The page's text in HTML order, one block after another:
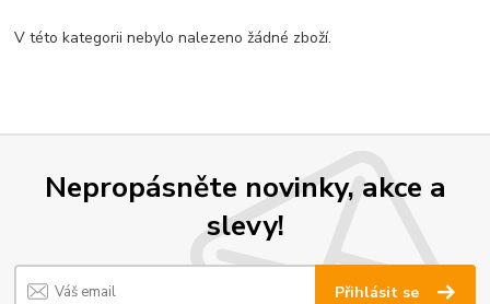
V této kategorii nebylo nalezeno žádné zboží.
Nepropásněte novinky, akce a
slevy!
Přihlásit se